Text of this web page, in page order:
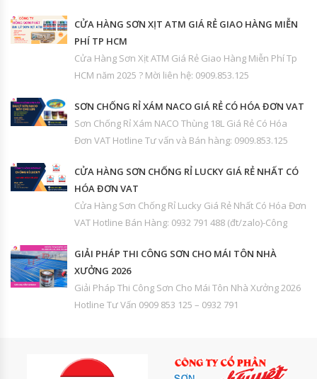
CỬA HÀNG SƠN XỊT ATM GIÁ RẺ GIAO HÀNG MIỄN
PHÍ TP HCM
Cửa Hàng Sơn Xịt ATM Giá Rẻ Giao Hàng Miễn Phí Tp
HCM năm 2025 ? Mời liên hệ: 0909.853.125
SƠN CHỐNG RỈ XÁM NACO GIÁ RẺ CÓ HÓA ĐƠN VAT
Sơn Chống Rỉ Xám NACO Thùng 18L Giá Rẻ Có Hóa
Đơn VAT Hotline Tư vấn và Bán hàng: 0909.853.125
CỬA HÀNG SƠN CHỐNG RỈ LUCKY GIÁ RẺ NHẤT CÓ
HÓA ĐƠN VAT
Cửa Hàng Sơn Chống Rỉ Lucky Giá Rẻ Nhất Có Hóa Đơn
VAT Hotline Bán Hàng: 0932 791 488 (đt/zalo)-Công
GIẢI PHÁP THI CÔNG SƠN CHO MÁI TÔN NHÀ
XƯỞNG 2026
Giải Pháp Thi Công Sơn Cho Mái Tôn Nhà Xưởng 2026
Hotline Tư Vấn 0909 853 125 – 0932 791